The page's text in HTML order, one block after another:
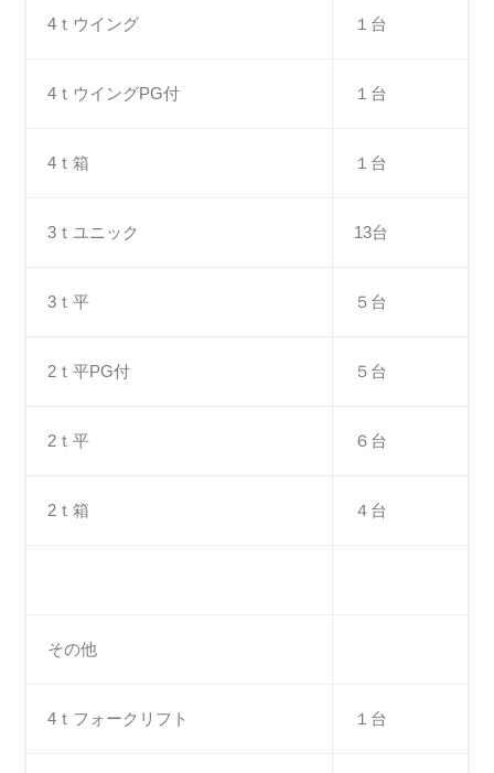
4ｔウイング １台
4ｔウイングPG付 １台
4ｔ箱 １台
3ｔユニック 13台
3ｔ平 ５台
2ｔ平PG付 ５台
2ｔ平 ６台
2ｔ箱 ４台
その他
4ｔフォークリフト １台